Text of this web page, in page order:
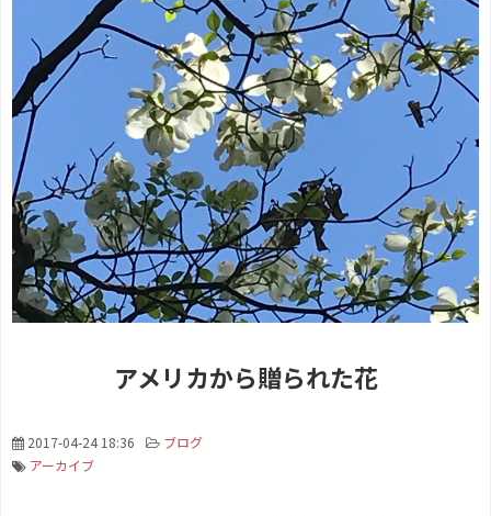
アメリカから贈られた花
2017-04-24 18:36
ブログ
アーカイブ